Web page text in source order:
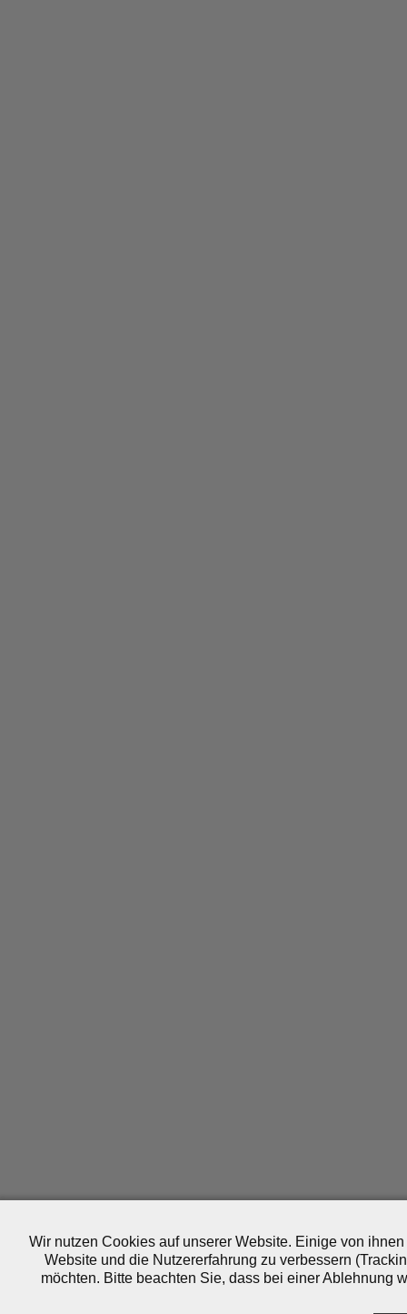
Wir nutzen Cookies auf unserer Website. Einige von
Website und die Nutzererfahrung zu verbessern
möchten. Bitte beachten Sie, dass bei einer Ablehnung